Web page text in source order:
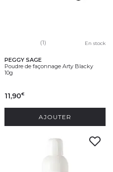
(1) En stock
PEGGY SAGE
Poudre de façonnage Arty Blacky
10g
11,90€
AJOUTER